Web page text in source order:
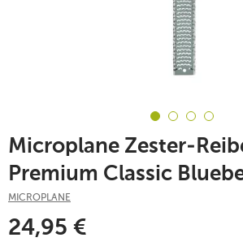
Microplane Zester-
Premium Classic
MICROPLANE
24,95 €